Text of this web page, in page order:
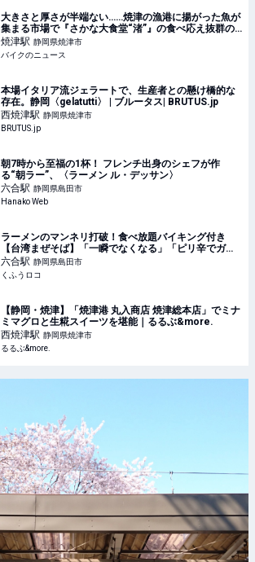
大きさと厚さが半端ない……焼津の漁港に揚がった魚が
集まる市場で『さかな大食堂“渚”』の食べ応え抜群の
定食に挑戦!! 美味しいアジフライを求めて走る旅
焼津駅 静岡県焼津市
バイクのニュース
本場イタリア流ジェラートで、生産者との懸け橋的な
存在。静岡〈gelatutti〉 | ブルータス| BRUTUS.jp
西焼津駅 静岡県焼津市
BRUTUS.jp
朝7時から至福の1杯！ フレンチ出身のシェフが作
る“朝ラー”、〈ラーメン ル・デッサン〉
六合駅 静岡県島田市
Hanako Web
ラーメンのマンネリ打破！食べ放題バイキング付き
【台湾まぜそば】「一瞬でなくなる」「ピリ辛でガッ
ツリ」夏のスタミナ飯 | 『くふうロコしずおか』静岡
の暮らしを便利に・楽しく
六合駅 静岡県島田市
くふうロコ
【静岡・焼津】「焼津港 丸入商店 焼津総本店」でミナ
ミマグロと生糀スイーツを堪能｜るるぶ&more.
西焼津駅 静岡県焼津市
るるぶ&more.